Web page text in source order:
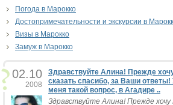
Погода в Марокко
Достопримечательности и экскурсии в
Визы в Марокко
Замуж в Марокко
02.10
2008
Здравствуйте Алина! Прежде
сказать спасибо, за Ваши ответы!
меня такой вопрос, в Агадире ..
Здравствуйте Алина! Прежде хочу